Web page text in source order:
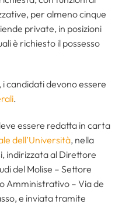
per almeno cinque
private, in posizioni
è richiesto il possesso
candidati devono essere
.
essere redatta in carta
dell’Università, nella
indirizzata al Direttore
del Molise – Settore
Amministrativo – Via de
e inviata tramite